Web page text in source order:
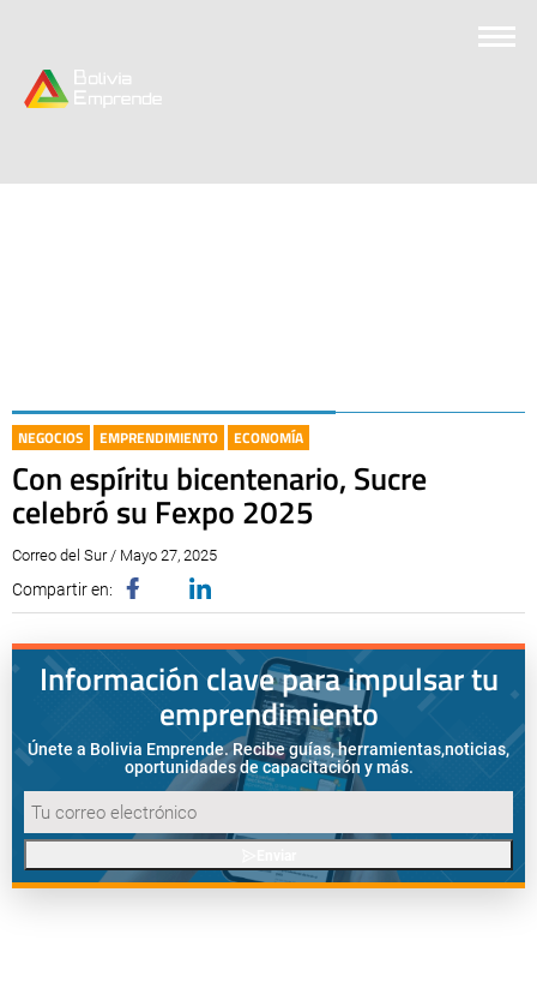
NEGOCIOS EMPRENDIMIENTO ECONOMÍA
Con espíritu bicentenario, Sucre
celebró su Fexpo 2025
Correo del Sur / Mayo 27, 2025
Compartir en:
Información clave para impulsar tu
emprendimiento
Únete a Bolivia Emprende. Recibe guías, herramientas,noticias,
oportunidades de capacitación y más.